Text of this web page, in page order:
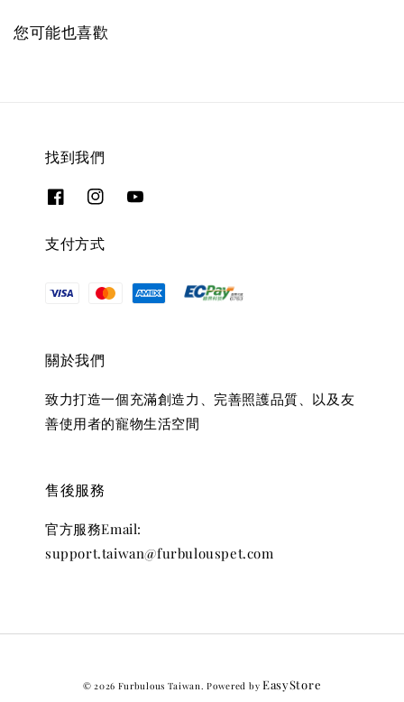
您可能也喜歡
找到我們
支付方式
關於我們
致力打造一個充滿創造力、完善照護品質、以及友
善使用者的寵物生活空間
售後服務
官方服務Email:
support.taiwan@furbulouspet.com
© 2026 Furbulous Taiwan. Powered by EasyStore